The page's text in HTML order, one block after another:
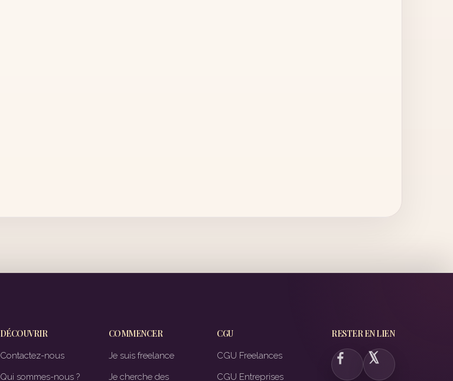
DÉCOUVRIR
Contactez-nous
Qui sommes-nous ?
COMMENCER
Je suis freelance
Je cherche des
CGU
CGU Freelances
CGU Entreprises
RESTER EN LIEN